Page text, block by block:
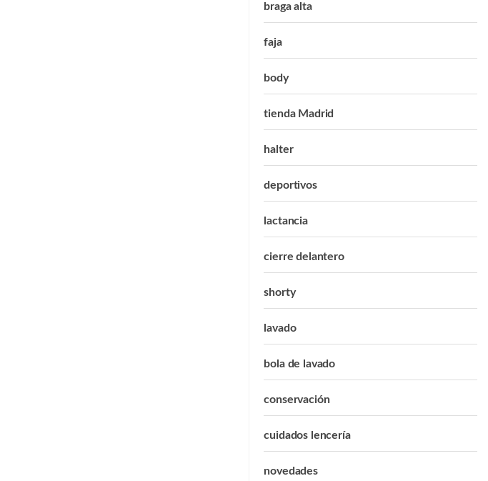
braga alta
faja
body
tienda Madrid
halter
deportivos
lactancia
cierre delantero
shorty
lavado
bola de lavado
conservación
cuidados lencería
novedades